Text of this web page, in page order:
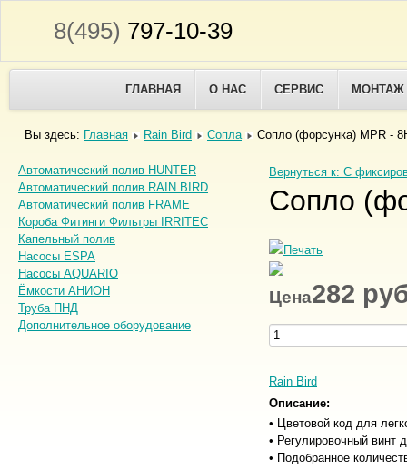
8(495) 797-10-39
ГЛАВНАЯ О НАС СЕРВИС МОНТАЖ
Вы здесь: Главная Rain Bird Сопла Сопло (форсунка) MPR -
Автоматический полив HUNTER
Автоматический полив RAIN BIRD
Автоматический полив FRAME
Короба Фитинги Фильтры IRRITEC
Капельный полив
Насосы ESPA
Насосы AQUARIO
Ёмкости АНИОН
Труба ПНД
Дополнительное оборудование
Вернуться к: С
Сопло
Цена282
Rain Bird
Описание:
• Цветовой код для
• Регулировочный винт
• Подобранное